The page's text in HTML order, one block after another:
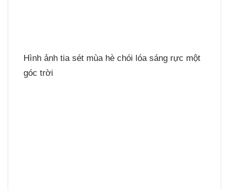
Hình ảnh tia sét mùa hè chói lóa sáng rực một
góc trời